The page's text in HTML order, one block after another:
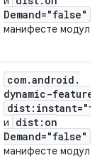
Demand="false"
манифесте модуля)
com.android .
dynamic-feature
и
dist:on
Demand="false"
манифесте модуля)